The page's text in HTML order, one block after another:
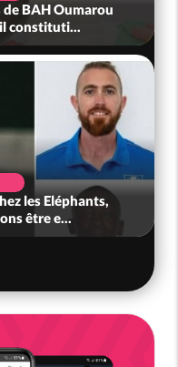
de BAH Oumarou
constituti...
les Eléphants,
être e...